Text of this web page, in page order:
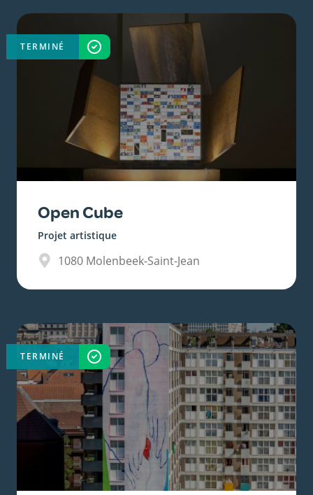
Open Cube
Projet artistique
1080 Molenbeek-Saint-Jean
TERMINÉ
TERMINÉ